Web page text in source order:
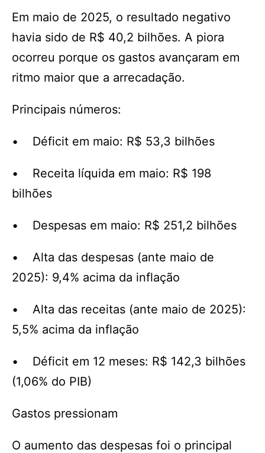
Em maio de 2025, o resultado negativo
havia sido de R$ 40,2 bilhões. A piora
ocorreu porque os gastos avançaram em
ritmo maior que a arrecadação.
Principais números:
• Déficit em maio: R$ 53,3 bilhões
• Receita líquida em maio: R$ 198
bilhões
• Despesas em maio: R$ 251,2 bilhões
• Alta das despesas (ante maio de
2025): 9,4% acima da inflação
• Alta das receitas (ante maio de 2025):
5,5% acima da inflação
• Déficit em 12 meses: R$ 142,3 bilhões
(1,06% do PIB)
Gastos pressionam
O aumento das despesas foi o principal